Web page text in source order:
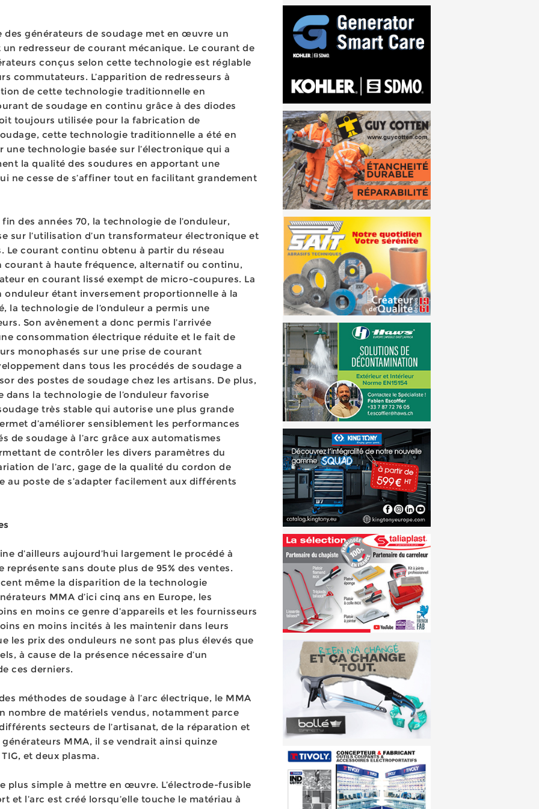
générateurs de soudage met en œuvre un
redresseur de courant mécanique. Le courant de
conçus selon cette technologie est réglable
commutateurs. L’apparition de redresseurs à
de cette technologie traditionnelle en
de soudage en continu grâce à des diodes
toujours utilisée pour la fabrication de
cette technologie traditionnelle a été en
technologie basée sur l’électronique qui a
la qualité des soudures en apportant une
ne cesse de s’affiner tout en facilitant grandement
des années 70, la technologie de l’onduleur,
sur l’utilisation d’un transformateur électronique et
Le courant continu obtenu à partir du réseau
courant à haute fréquence, alternatif ou continu,
en courant lissé exempt de micro-coupures. La
onduleur étant inversement proportionnelle à la
la technologie de l’onduleur a permis une
Son avènement a donc permis l’arrivée
consommation électrique réduite et le fait de
monophasés sur une prise de courant
dans tous les procédés de soudage a
des postes de soudage chez les artisans. De plus,
la technologie de l’onduleur favorise
très stable qui autorise une plus grande
d’améliorer sensiblement les performances
de soudage à l’arc grâce aux automatismes
de contrôler les divers paramètres du
de l’arc, gage de la qualité du cordon de
au poste de s’adapter facilement aux différents
d’ailleurs aujourd’hui largement le procédé à
représente sans doute plus de 95% des ventes.
même la disparition de la technologie
MMA d’ici cinq ans en Europe, les
en moins ce genre d’appareils et les fournisseurs
en moins incités à les maintenir dans leurs
les prix des onduleurs ne sont pas plus élevés que
à cause de la présence nécessaire d’un
ces derniers.
méthodes de soudage à l’arc électrique, le MMA
nombre de matériels vendus, notamment parce
secteurs de l’artisanat, de la réparation et
MMA, il se vendrait ainsi quinze
et deux plasma.
plus simple à mettre en œuvre. L’électrode-fusible
et l’arc est créé lorsqu’elle touche le matériau à